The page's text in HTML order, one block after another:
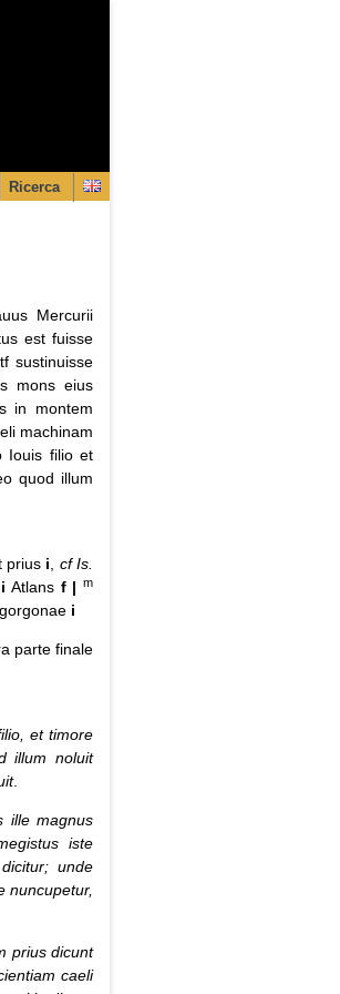
Ricerca
Mercurii
est fuisse
sustinuisse
mons eius
in montem
machinam
Iouis filio et
quod illum
prius i
cf Is.
i Atlans f | m
i
parte finale
et timore
illum noluit
.
ille magnus
iste
unde
nuncupetur,
prius dicunt
caeli